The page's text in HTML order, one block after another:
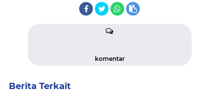
komentar
Berita Terkait